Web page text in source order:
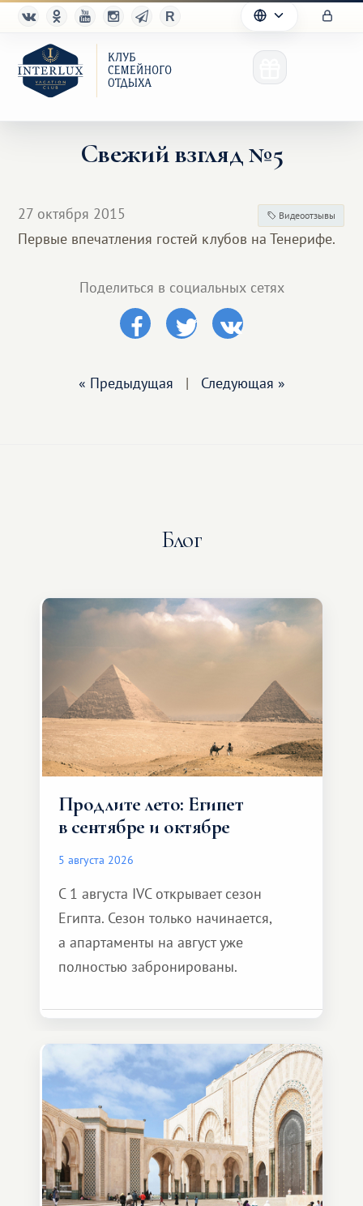
Преимущества
Благотворительность
Свежий взгляд №5
27 октября 2015 Видеоотзывы
Первые впечатления гостей клубов на Тенерифе.
Поделиться в социальных сетях
« Предыдущая | Следующая »
Блог
Продлите лето: Египет
в сентябре и октябре
5 августа 2026
С 1 августа IVC открывает сезон
Египта. Сезон только начинается,
а апартаменты на август уже
полностью забронированы.